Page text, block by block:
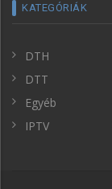
KATEGÓRIÁK
DTH
DTT
Egyéb
IPTV